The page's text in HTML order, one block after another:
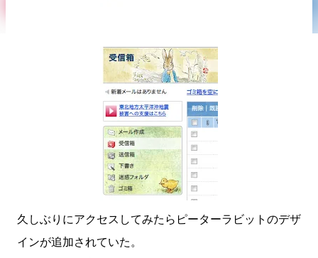
久しぶりにアクセスしてみたらピーターラビットのデザ
インが追加されていた。